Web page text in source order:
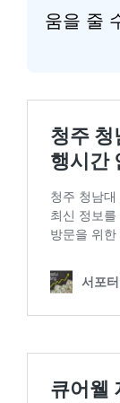
움을 줄